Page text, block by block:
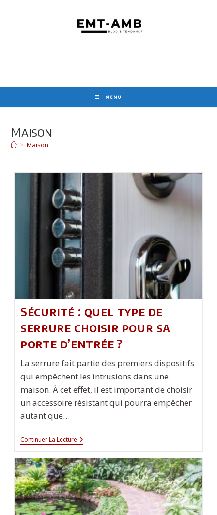
MENU
Maison
> Maison
Sécurité : quel type de
serrure choisir pour sa
porte d’entrée ?
La serrure fait partie des premiers dispositifs
qui empêchent les intrusions dans une
maison. À cet effet, il est important de choisir
un accessoire résistant qui pourra empêcher
autant que…
Continuer La Lecture Sécurité :
Quel
De
Serrure
Choisir
Pour
Sa
Porte
D’entrée ?